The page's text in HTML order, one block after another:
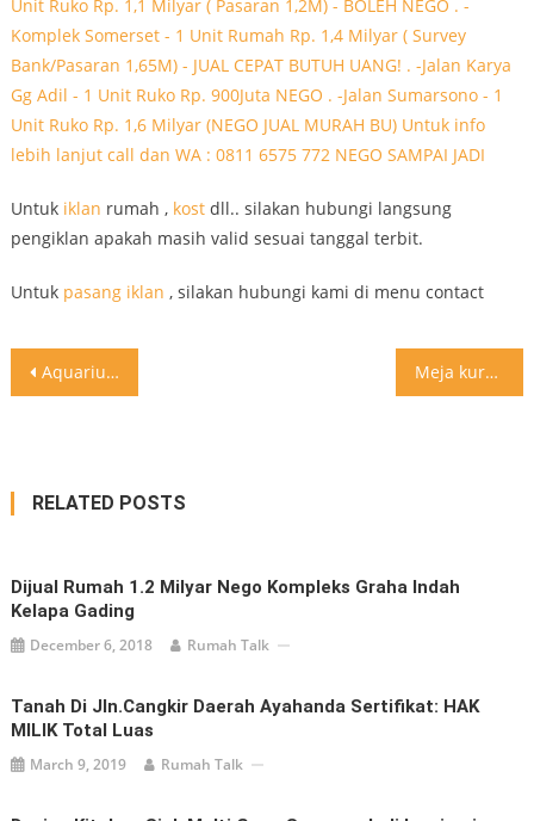
Untuk iklan rumah , kostdll.. silakan hubungi langsung
pengiklan apakah masih valid sesuai tanggal terbit.
Untuk pasang iklan , silakan hubungi kami di menu contact
Post
Aquarium kitchen Buat yang suka ikan Ini ide dekor yang Meja kursi dilipat jadi kursi Innovasi innovatif Multifungsi
RELATED POSTS
Dijual Rumah 1.2 Milyar Nego Kompleks Graha Indah
Kelapa Gading
December 6, 2018 Rumah Talk
Tanah Di Jln.Cangkir Daerah Ayahanda Sertifikat: HAK
MILIK Total Luas
March 9, 2019 Rumah Talk